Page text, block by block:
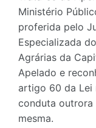
Ministério
proferida pelo
Especializada
Agrárias da
Apelado e
artigo 60 da Lei
conduta
mesma.